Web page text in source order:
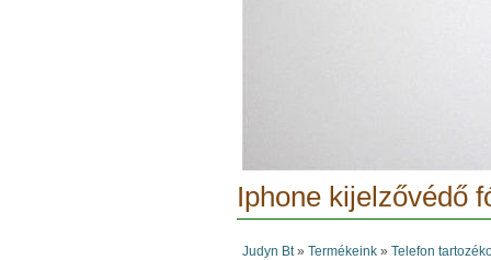
Iphone kijelzővédő
Judyn Bt» Termékeink» Telefon